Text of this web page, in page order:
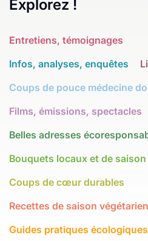
Explorez !
Entretiens, témoignages
Infos, analyses, enquêtes
Coups de pouce médecine
Films, émissions, spectacles
Belles adresses
Bouquets locaux et de saison
Coups de cœur durables
Recettes de saison
Guides pratiques écologiques